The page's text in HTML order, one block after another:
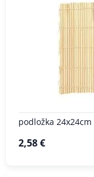
podložka
2,58 €